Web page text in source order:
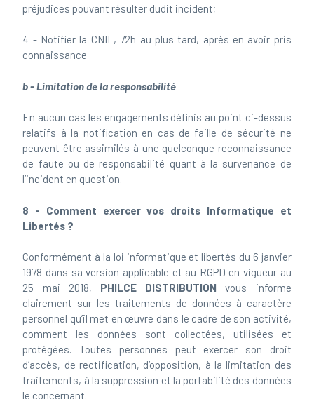
préjudices pouvant résulter dudit incident;
4 - Notifier la CNIL, 72h au plus tard, après en avoir pris
connaissance
b - Limitation de la responsabilité
En aucun cas les engagements définis au point ci-dessus
relatifs à la notification en cas de faille de sécurité ne
peuvent être assimilés à une quelconque reconnaissance
de faute ou de responsabilité quant à la survenance de
l’incident en question.
8 - Comment exercer vos droits Informatique et
Libertés ?
Conformément à la loi informatique et libertés du 6 janvier
1978 dans sa version applicable et au RGPD en vigueur au
25 mai 2018, PHILCE DISTRIBUTION vous informe
clairement sur les traitements de données à caractère
personnel qu’il met en œuvre dans le cadre de son activité,
comment les données sont collectées, utilisées et
protégées. Toutes personnes peut exercer son droit
d’accès, de rectification, d’opposition, à la limitation des
traitements, à la suppression et la portabilité des données
le concernant.